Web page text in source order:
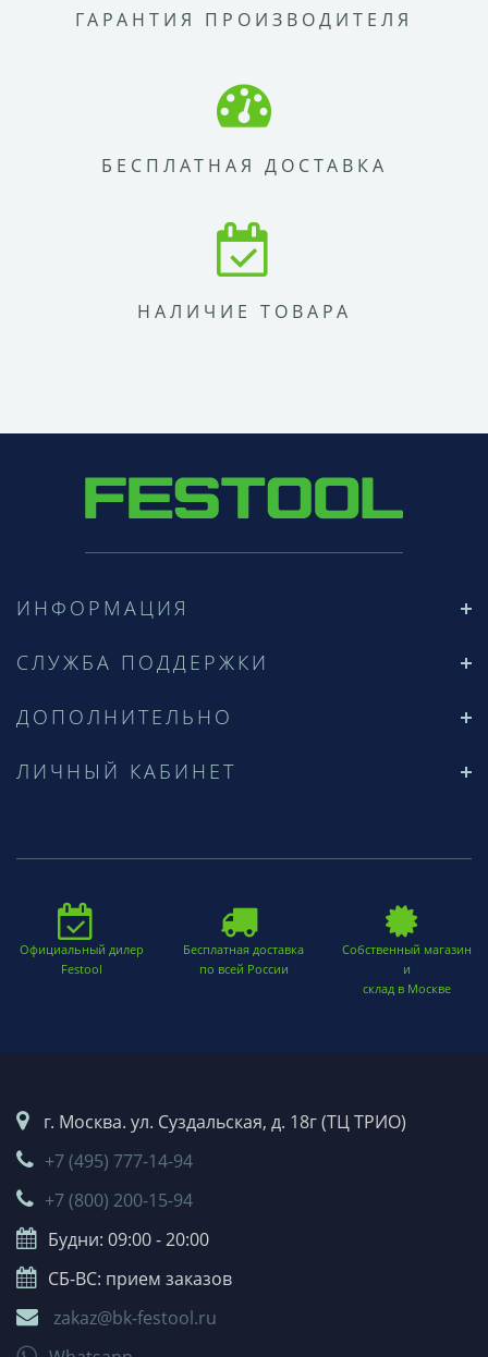
ГАРАНТИЯ ПРОИЗВОДИТЕЛЯ
БЕСПЛАТНАЯ ДОСТАВКА
НАЛИЧИЕ ТОВАРА
ИНФОРМАЦИЯ
СЛУЖБА ПОДДЕРЖКИ
ДОПОЛНИТЕЛЬНО
ЛИЧНЫЙ КАБИНЕТ
Официальный дилер
Festool
Бесплатная доставка
по всей России
Собственный магазин
и
склад в Москве
г. Москва. ул. Суздальская, д. 18г (ТЦ ТРИО)
+7 (495) 777-14-94
+7 (800) 200-15-94
Будни: 09:00 - 20:00
СБ-ВС: прием заказов
zakaz@bk-festool.ru